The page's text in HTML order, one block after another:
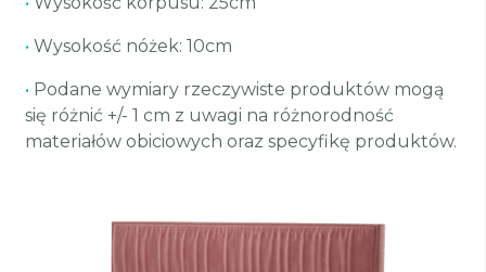
• Wysokość nóżek: 10cm
• Podane wymiary rzeczywiste produktów mogą
się różnić +/- 1 cm z uwagi na różnorodność
materiałów obiciowych oraz specyfikę produktów.